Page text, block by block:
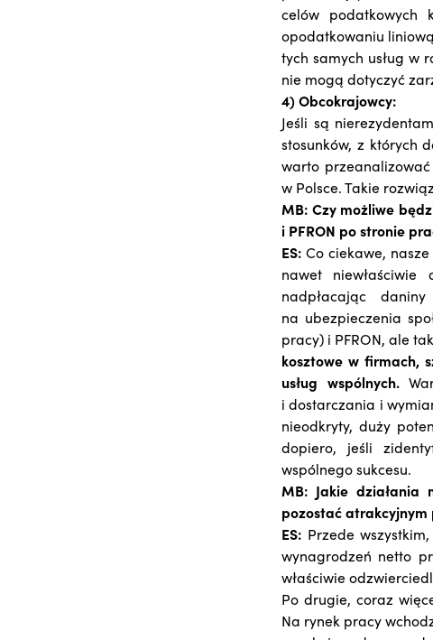
celów podatkowych
opodatkowaniu
tych samych usług w
nie mogą dotyczyć
4) Obcokrajowcy:
Jeśli są
stosunków, z których
warto
w Polsce. Takie
MB: Czy możliwe
i PFRON po stronie
ES: Co ciekawe,
nawet
nadpłacając
na ubezpieczenia
pracy) i PFRON, ale
kosztowe w firmach,
usług wspólnych.
i dostarczania i
nieodkryty, duży
dopiero, jeśli
wspólnego sukcesu.
MB: Jakie działania
pozostać atrakcyjnym
ES: Przede
wynagrodzeń netto
właściwie
Po drugie, coraz
Na rynek pracy